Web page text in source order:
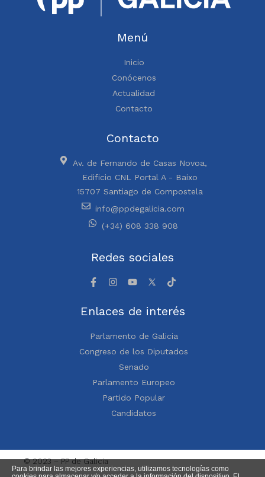
Menú
Inicio
Conócenos
Actualidad
Contacto
Contacto
Av. de Fernando de Casas Novoa,
Edificio CNL Portal A - Baixo
15707 Santiago de Compostela
info@ppdegalicia.com
(+34) 608 338 908
Redes sociales
Enlaces de interés
Parlamento de Galicia
Congreso de los Diputados
Senado
Parlamento Europeo
Partido Popular
Candidatos
© 2023 – PP de Galicia
Para brindar las mejores experiencias, utilizamos tecnologías como